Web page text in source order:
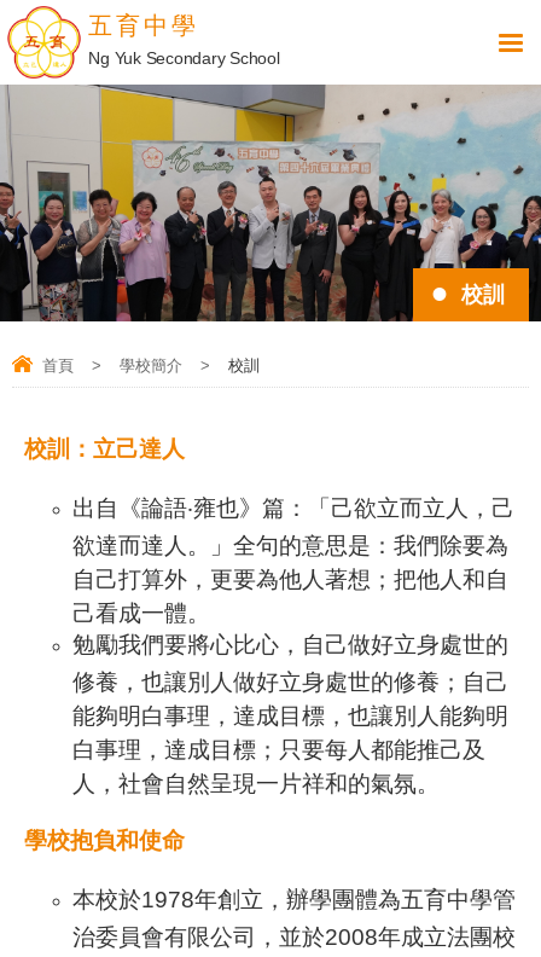
五育中學
Ng Yuk Secondary School
校訓
首頁 > 學校簡介 > 校訓
校訓：立己達人
出自《論語‧雍也》篇：「己欲立而立人，己
欲達而達人。」全句的意思是：我們除要為
自己打算外，更要為他人著想；把他人和自
己看成一體。
勉勵我們要將心比心，自己做好立身處世的
修養，也讓別人做好立身處世的修養；自己
能夠明白事理，達成目標，也讓別人能夠明
白事理，達成目標；只要每人都能推己及
人，社會自然呈現一片祥和的氣氛。
學校抱負和使命
本校於1978年創立，辦學團體為五育中學管
治委員會有限公司，並於2008年成立法團校